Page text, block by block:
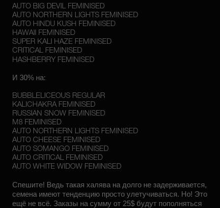
AUTO BIG DEVIL FEMINISED
AUTO NORTHERN LIGHTS FEMINISED
AUTO HINDU KUSH FEMINISED
HAWAII FEMINISED
SUPER KALI HAZE FEMINISED
CRITICAL FEMINISED
HASHBERRY FEMINISED
И 30% на:
BUBBLELICEOUS REGULAR
KALICHAKRA FEMINISED
RUSSIAN SNOW FEMINISED
M8 FEMINISED
AUTO NORTHERN LIGHTS FEMINISED
AUTO CHEESE FEMINISED
AUTO SOMANGO FEMINISED
AUTO CRITICAL FEMINISED
AUTO WHITE WIDOW FEMINISED
Спешите! Ведь такая халява на долго не задерживается,
семена имеют тенденцию просто улетучиваться. Но! Это
ещё не всё. Заказы на сумму от 25$ будут пополняться